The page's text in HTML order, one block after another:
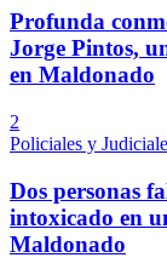
Profunda
Jorge Pintos,
en Maldonado
2
Policiales y
Dos personas
intoxicado en
Maldonado